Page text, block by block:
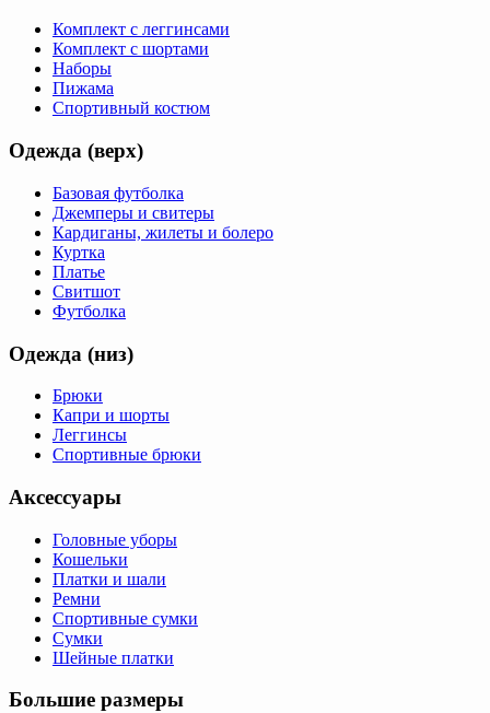
Комплект с леггинсами
Комплект с шортами
Наборы
Пижама
Спортивный костюм
Одежда (верх)
Базовая футболка
Джемперы и свитеры
Кардиганы, жилеты и болеро
Куртка
Платье
Свитшот
Футболка
Одежда (низ)
Брюки
Капри и шорты
Леггинсы
Спортивные брюки
Аксессуары
Головные уборы
Кошельки
Платки и шали
Ремни
Спортивные сумки
Сумки
Шейные платки
Большие размеры